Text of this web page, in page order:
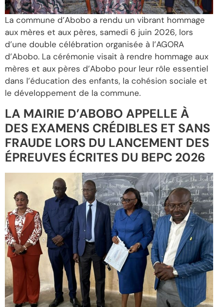
La commune d’Abobo a rendu un vibrant hommage
aux mères et aux pères, samedi 6 juin 2026, lors
d’une double célébration organisée à l’AGORA
d’Abobo. La cérémonie visait à rendre hommage aux
mères et aux pères d’Abobo pour leur rôle essentiel
dans l’éducation des enfants, la cohésion sociale et
le développement de la commune.
LA MAIRIE D’ABOBO APPELLE À
DES EXAMENS CRÉDIBLES ET SANS
FRAUDE LORS DU LANCEMENT DES
ÉPREUVES ÉCRITES DU BEPC 2026